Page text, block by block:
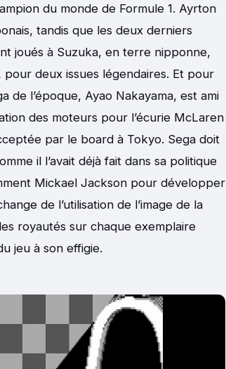
du monde de Formule 1. Ayrton
tandis que les deux derniers
joués à Suzuka, en terre nipponne,
deux issues légendaires. Et pour
l’époque, Ayao Nakayama, est ami
des moteurs pour l’écurie McLaren
par le board à Tokyo. Sega doit
il l’avait déjà fait dans sa politique
Mickael Jackson pour développer
de l’utilisation de l’image de la
royautés sur chaque exemplaire
jeu à son effigie.